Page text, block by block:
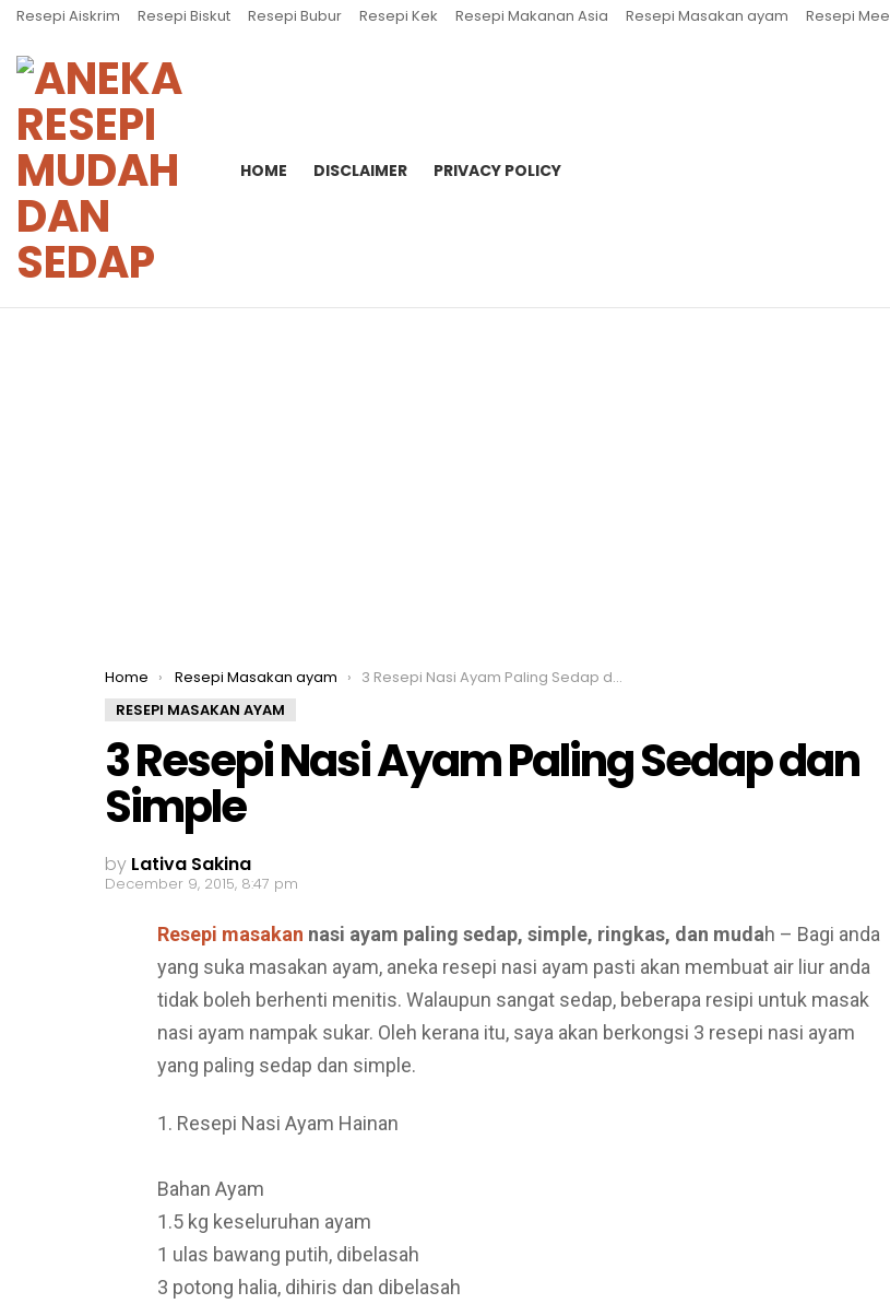
Resepi Aiskrim Resepi Biskut Resepi Bubur Resepi Kek Resepi Makanan Asia Resepi Masakan ayam Resepi Mee
HOME DISCLAIMER PRIVACY POLICY
You are here:
Home Resepi Masakan ayam
3 Resepi Nasi Ayam Paling Sedap dan Simple
RESEPI MASAKAN AYAM
3 Resepi Nasi Ayam Paling Sedap dan
Simple
by Lativa Sakina
December 9, 2015, 8:47 pm
Resepi masakan nasi ayam paling sedap, simple, ringkas, dan mudah – Bagi anda
yang suka masakan ayam, aneka resepi nasi ayam pasti akan membuat air liur anda
tidak boleh berhenti menitis. Walaupun sangat sedap, beberapa resipi untuk masak
nasi ayam nampak sukar. Oleh kerana itu, saya akan berkongsi 3 resepi nasi ayam
yang paling sedap dan simple.
1. Resepi Nasi Ayam Hainan
Bahan Ayam
1.5 kg keseluruhan ayam
1 ulas bawang putih, dibelasah
3 potong halia, dihiris dan dibelasah